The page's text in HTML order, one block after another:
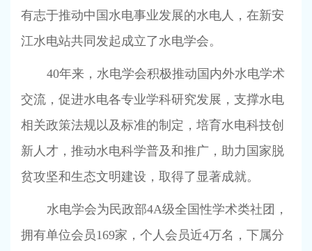
有志于推动中国水电事业发展的水电人，在新安
江水电站共同发起成立了水电学会。
40年来，水电学会积极推动国内外水电学术
交流，促进水电各专业学科研究发展，支撑水电
相关政策法规以及标准的制定，培育水电科技创
新人才，推动水电科学普及和推广，助力国家脱
贫攻坚和生态文明建设，取得了显著成就。
水电学会为民政部4A级全国性学术类社团，
拥有单位会员169家，个人会员近4万名，下属分